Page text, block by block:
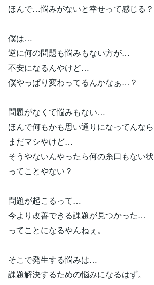
ほんで…悩みがないと幸せって感じる？
僕は…
逆に何の問題も悩みもない方が…
不安になるんやけど…
僕やっぱり変わってるんかなぁ…？
問題がなくて悩みもない…
ほんで何もかも思い通りになってんなら
まだマシやけど…
そうやないんやったら何の糸口もない
ってことやない？
問題が起こるって…
今より改善できる課題が見つかった…
ってことになるやんねぇ。
そこで発生する悩みは…
課題解決するための悩みになるはず。